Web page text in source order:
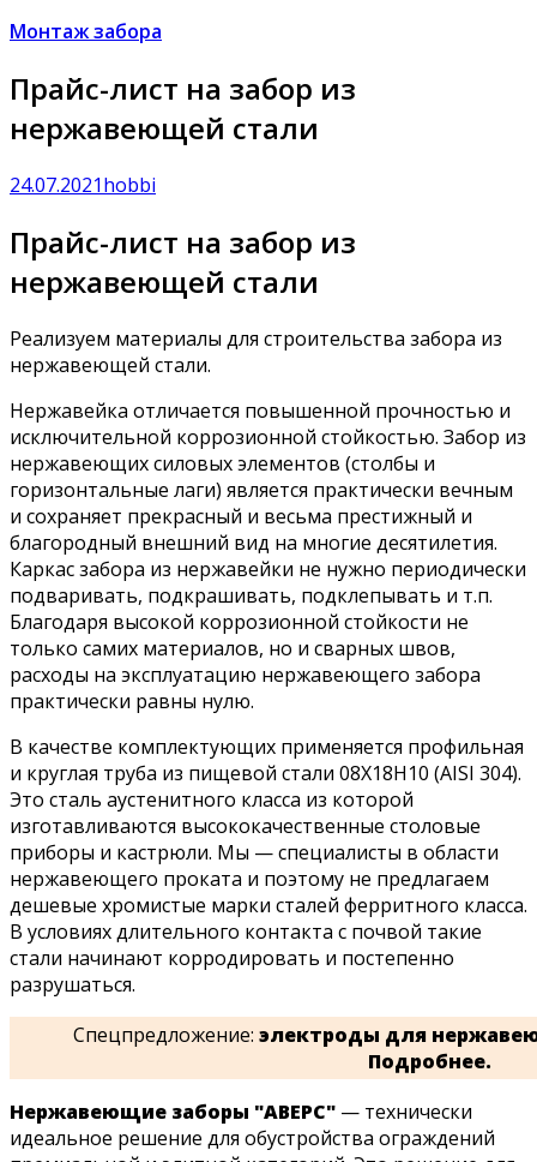
Монтаж забора
Прайс-лист на забор из
нержавеющей стали
24.07.2021hobbi
Прайс-лист на забор из
нержавеющей стали
Реализуем материалы для строительства забора из
нержавеющей стали.
Нержавейка отличается повышенной прочностью и
исключительной коррозионной стойкостью. Забор из
нержавеющих силовых элементов (столбы и
горизонтальные лаги) является практически вечным
и сохраняет прекрасный и весьма престижный и
благородный внешний вид на многие десятилетия.
Каркас забора из нержавейки не нужно периодически
подваривать, подкрашивать, подклепывать и т.п.
Благодаря высокой коррозионной стойкости не
только самих материалов, но и сварных швов,
расходы на эксплуатацию нержавеющего забора
практически равны нулю.
В качестве комплектующих применяется профильная
и круглая труба из пищевой стали 08Х18Н10 (AISI 304).
Это сталь аустенитного класса из которой
изготавливаются высококачественные столовые
приборы и кастрюли. Мы — специалисты в области
нержавеющего проката и поэтому не предлагаем
дешевые хромистые марки сталей ферритного класса.
В условиях длительного контакта с почвой такие
стали начинают корродировать и постепенно
разрушаться.
Спецпредложение: электроды для
Подробнее.
Нержавеющие заборы "АВЕРС" — технически
идеальное решение для обустройства ограждений